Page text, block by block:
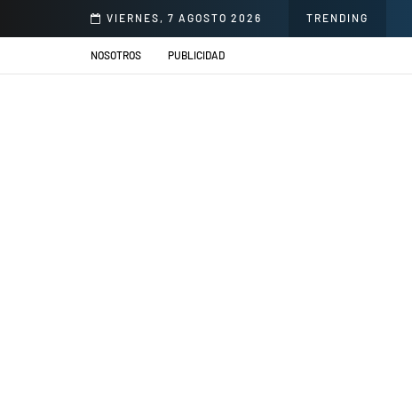
VIERNES, 7 AGOSTO 2026 TRENDING
se presentarán en el Jardín de la Cerveza Arequipeña
NOSOTROS PUBLICIDAD